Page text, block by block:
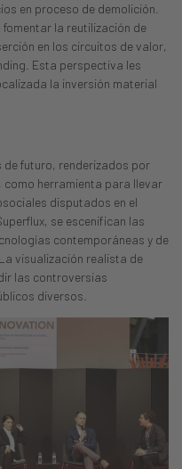
en proceso de demolición.
la reutilización de
en los circuitos de valor,
Esta perspectiva les
la inversión material
futuro, renderizados por
herramienta para llevar
disputados en el
se escenifican las
contemporáneas y de
visualización realista de
las controversias
diversos.